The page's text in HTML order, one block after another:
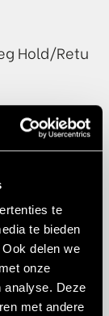
te
te bieden
delen we
onze
analyse. Deze
met andere
Hold/Return
Advance/
Advance/